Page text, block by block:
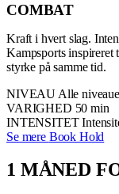
COMBAT
Kraft i hvert slag.
Kampsports
styrke på samme tid.
NIVEAU Alle
VARIGHED 50 min
INTENSITET
Se mere Book Hold
1 MÅNED